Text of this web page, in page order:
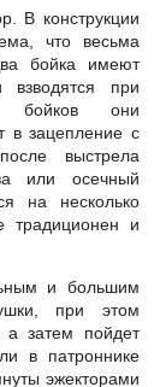
В конструкции
что весьма
бойка имеют
при
бойков они
в зацепление с
выстрела
или осечный
на несколько
традиционен и
и большим
при этом
а затем пойдет
в патроннике
эжекторами